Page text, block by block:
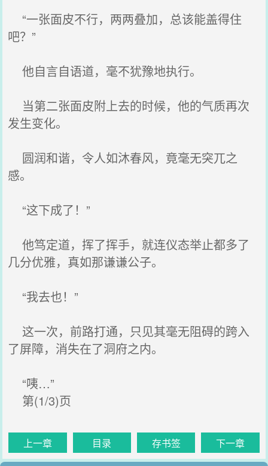
“一张面皮不行，两两叠加，总该能盖得住
吧？”
他自言自语道，毫不犹豫地执行。
当第二张面皮附上去的时候，他的气质再次
发生变化。
圆润和谐，令人如沐春风，竟毫无突兀之
感。
“这下成了！”
他笃定道，挥了挥手，就连仪态举止都多了
几分优雅，真如那谦谦公子。
“我去也！”
这一次，前路打通，只见其毫无阻碍的跨入
了屏障，消失在了洞府之内。
“咦…”
第(1/3)页
上一章 目录 存书签 下一章